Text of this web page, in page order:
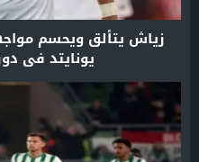
زياش يتألق ويحسم
يونايتد في